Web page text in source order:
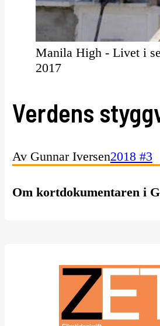
Manila High - Livet i
2017
Verdens
Av Gunnar Iversen2018 #3
Om kortdokumentaren i